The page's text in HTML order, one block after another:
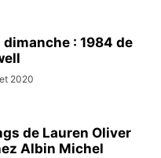
: 1984 de
2020
de Lauren Oliver
Albin Michel